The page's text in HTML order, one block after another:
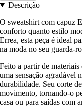
Descrição
O sweatshirt com capuz
conforto quanto estilo
Errea, esta peça é ideal
na moda no seu guarda-
Feito a partir de materiais
uma sensação agradável
durabilidade. Seu corte
movimento, tornando-o
casa ou para saídas com